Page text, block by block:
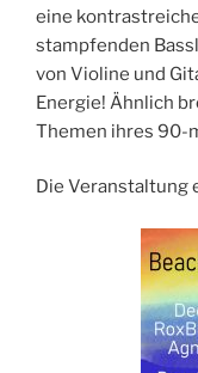
eine
stampfenden
von Violine und
Energie! Ähnlich
Themen ihres 90-
Die Veranstaltung